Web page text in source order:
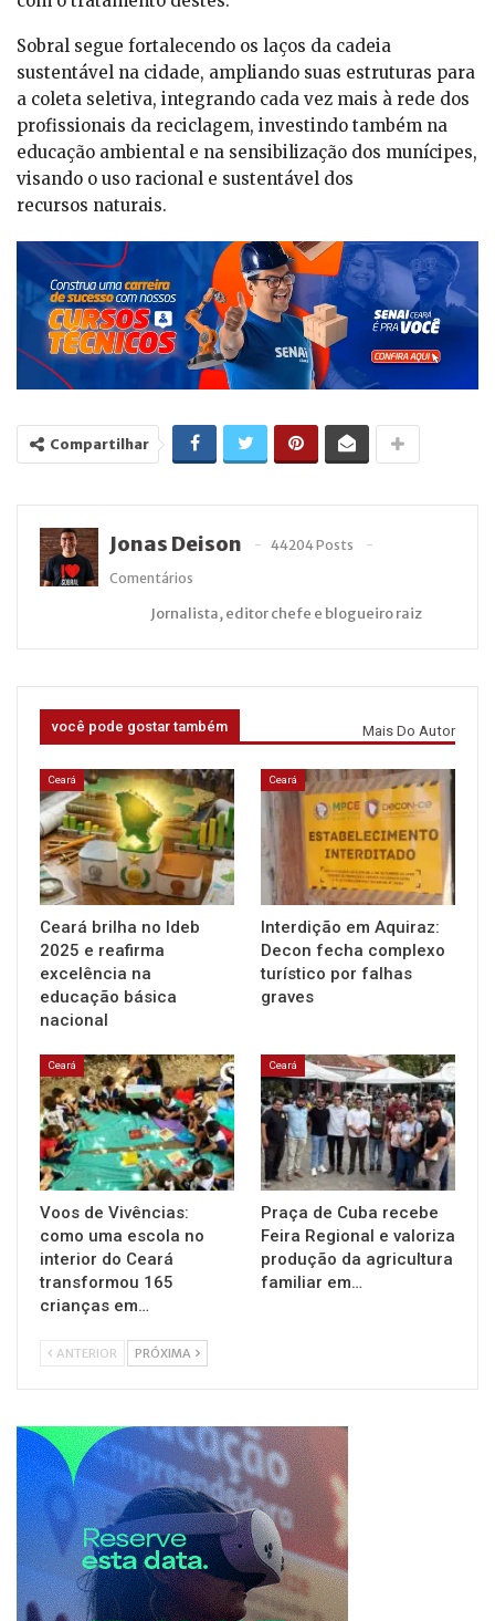
Sobral segue fortalecendo os laços da cadeia
sustentável na cidade, ampliando suas estruturas para
a coleta seletiva, integrando cada vez mais à rede dos
profissionais da reciclagem, investindo também na
educação ambiental e na sensibilização dos munícipes,
visando o uso racional e sustentável dos
recursos naturais.
Compartilhar
Jonas Deison
44204 Posts
Comentários
Jornalista, editor chefe e blogueiro raiz
você pode gostar também Mais Do Autor
Ceará
Ceará brilha no Ideb
2025 e reafirma
excelência na
educação básica
nacional
Ceará
Interdição em Aquiraz:
Decon fecha complexo
turístico por falhas
graves
Ceará
Voos de Vivências:
como uma escola no
interior do Ceará
transformou 165
crianças em…
Ceará
Praça de Cuba recebe
Feira Regional e valoriza
produção da agricultura
familiar em…
ANTERIOR PRÓXIMA